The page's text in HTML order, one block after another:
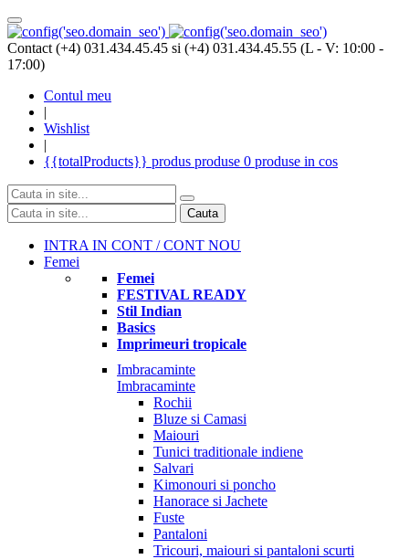
Contact (+4) 031.434.45.45 si (+4) 031.434.45.55 (L - V: 10:00 -
17:00)
Contul meu
|
Wishlist
|
{{totalProducts}} produs produse 0 produse in cos
Cauta
INTRA IN CONT / CONT NOU
Femei
Femei
FESTIVAL READY
Stil Indian
Basics
Imprimeuri tropicale
Imbracaminte
Imbracaminte
Rochii
Bluze si Camasi
Maiouri
Tunici traditionale indiene
Salvari
Kimonouri si poncho
Hanorace si Jachete
Fuste
Pantaloni
Tricouri, maiouri si pantaloni scurti